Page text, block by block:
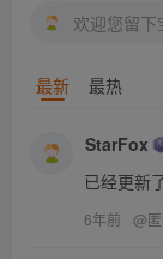
trial/
2.相关文章
欢迎您留下
最新 最热
StarFox
已经更新
6年前 @